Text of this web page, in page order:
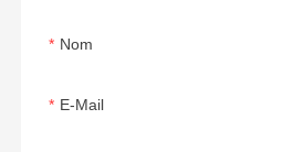
Nom
E-Mail